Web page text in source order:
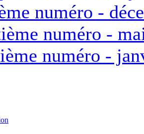
numéro -
numéro -
numéro -